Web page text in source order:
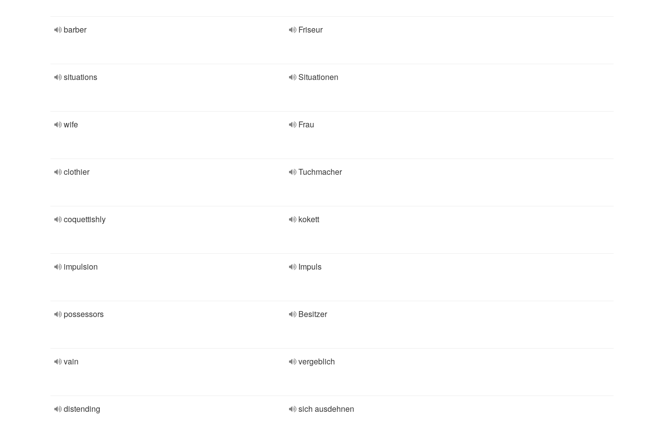
barber Friseur
situations Situationen
wife Frau
clothier Tuchmacher
coquettishly kokett
impulsion Impuls
possessors Besitzer
vain vergeblich
distending sich ausdehnen